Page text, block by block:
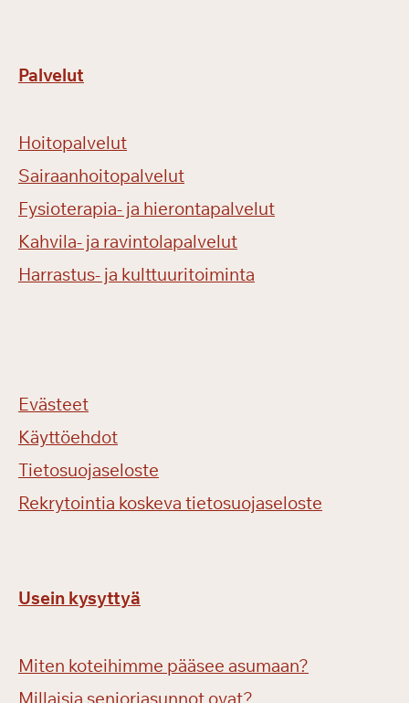
Palvelut
Hoitopalvelut
Sairaanhoitopalvelut
Fysioterapia- ja hierontapalvelut
Kahvila- ja ravintolapalvelut
Harrastus- ja kulttuuritoiminta
Evästeet
Käyttöehdot
Tietosuojaseloste
Rekrytointia koskeva tietosuojaseloste
Usein kysyttyä
Miten koteihimme pääsee asumaan?
Millaisia senioriasunnot ovat?